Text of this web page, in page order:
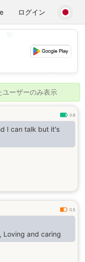
ログイン
💕
ユーザーのみ表示
0.8
I can talk but it's
0.5
Loving and caring